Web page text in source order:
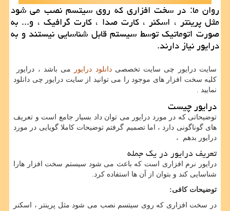
روان ما: در سخت افزاری كه روی سیتسم نصب می شود
مثل پرینتر ، اسكنر ، كارت صدا ، كارت گرافیك ، و... به
صورت اتوماتیك توسط سیستم قابل شناسایی نیستند و به
درایور نیاز دارند.
سایت درایور چی سایت تخصصیدانلود درایور
می باشد ، درایور
کلیه سخت افزار های موجود را می توانید از سایت درایور چی دانلود
نمایید .
درایور چیست
توضیحاتی که در مورد درایور می توان داد بسیار جامع است و تعریف
های گوناگونی دارد ، اما تصمیم گرفتم توضیحات کاملا گویایی در مورد
درایور بدهم ،
تعریف درایور در یک جمله
درایور نرم افزاری است که باعث می شود سیستم سخت افزار هارا
شناسایی کند و بتوان از آن ها استفاده کرد.
توضیحات کافی:
در سخت افزاری که روی سیتسم نصب می شود مثل پرینتر ، اسکنر